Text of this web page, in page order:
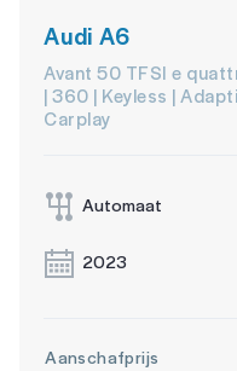
Audi A6
Avant 50 TFSI e
| 360 | Keyless |
Carplay
Automaat
2023
Aanschafprijs